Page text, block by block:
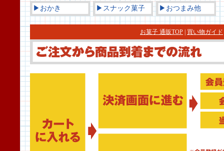
▶おかき ▶スナック菓子 ▶おつまみ他
お菓子 通販TOP 買い物ガイド